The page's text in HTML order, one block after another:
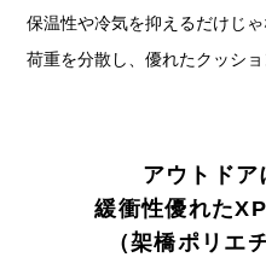
保温性や冷気を抑えるだけじ
荷重を分散し、優れたクッシ
アウトド
緩衝性優れた
（架橋ポリエ